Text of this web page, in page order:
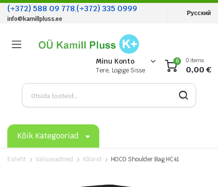
(+372) 588 09 778,(+372) 335 0999
info@kamillpluss.ee
Русский
Minu Konto
Tere, Logige Sisse
0 0 items
0,00€
Kõik Kategooriad
Esileht Välisseadmed Kõlarid HOCO Shoulder Bag HC41